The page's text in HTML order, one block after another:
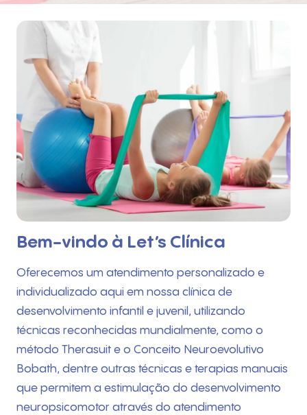
Bem-vindo à Let’s Clínica
Oferecemos um atendimento personalizado e
individualizado aqui em nossa clínica de
desenvolvimento infantil e juvenil, utilizando
técnicas reconhecidas mundialmente, como o
método Therasuit e o Conceito Neuroevolutivo
Bobath, dentre outras técnicas e terapias manuais
que permitem a estimulação do desenvolvimento
neuropsicomotor através do atendimento